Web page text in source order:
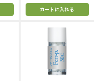
カートに入れる